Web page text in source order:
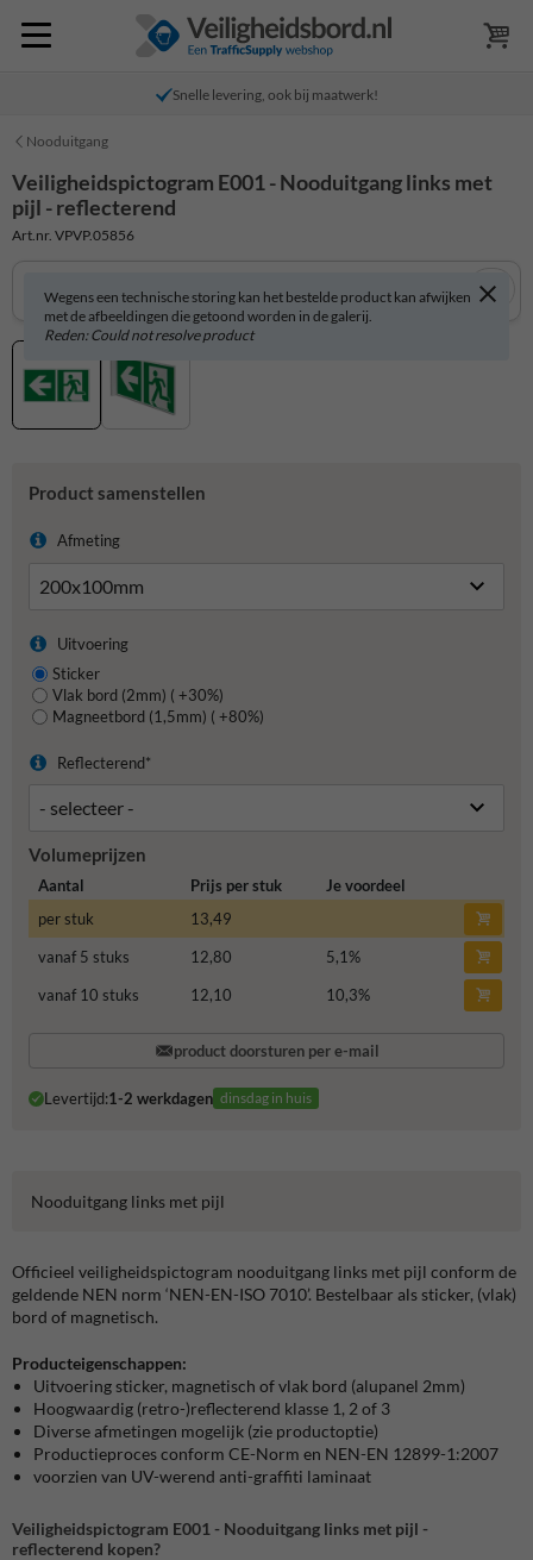
Snelle levering, ook bij maatwerk!
Nooduitgang
Veiligheidspictogram E001 - Nooduitgang links met
pijl - reflecterend
Art.nr. VPVP.05856
Wegens een technische storing kan het bestelde product kan afwijken
met de afbeeldingen die getoond worden in de galerij.
Reden: Could not resolve product
Product samenstellen
Afmeting
Uitvoering
Sticker
Vlak bord (2mm) ( +30%)
Magneetbord (1,5mm) ( +80%)
Reflecterend*
Volumeprijzen
Aantal Prijs per stuk
Je voordeel
per stuk
13,49
vanaf 5 stuks
12,80 5,1%
vanaf 10 stuks
12,10 10,3%
product doorsturen per e-mail
Levertijd:1-2 werkdagen dinsdag in huis
Nooduitgang links met pijl
Officieel veiligheidspictogram nooduitgang links met pijl conform de
geldende NEN norm ‘NEN-EN-ISO 7010’. Bestelbaar als sticker, (vlak)
bord of magnetisch.
Producteigenschappen:
Uitvoering sticker, magnetisch of vlak bord (alupanel 2mm)
Hoogwaardig (retro-)reflecterend klasse 1, 2 of 3
Diverse afmetingen mogelijk (zie productoptie)
Productieproces conform CE-Norm en NEN-EN 12899-1:2007
voorzien van UV-werend anti-graffiti laminaat
Veiligheidspictogram E001 - Nooduitgang links met pijl -
reflecterend kopen?